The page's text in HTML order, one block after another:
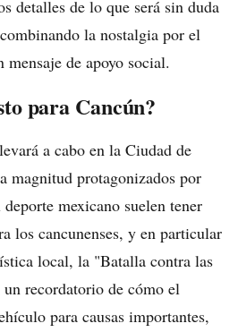
detalles de lo que será sin duda
la nostalgia por el
mensaje de apoyo social.
para Cancún?
a cabo en la Ciudad de
magnitud protagonizados por
mexicano suelen tener
los cancunenses, y en particular
local, la "Batalla contra las
recordatorio de cómo el
para causas importantes,